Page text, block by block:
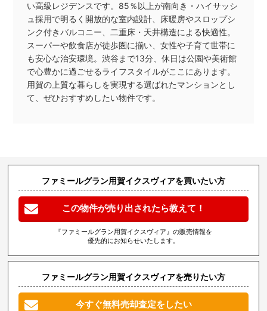
い高級レジデンスです。85％以上が南向き・ハイサッシ
ュ採用で明るく開放的な室内設計、床暖房やスロップシ
ンク付きバルコニー、二重床・天井構造による快適性。
スーパーや飲食店が徒歩圏に揃い、女性や子育て世帯に
も安心な治安環境。渋谷まで13分、休日は公園や美術館
で心豊かに過ごせるライフスタイルがここにあります。
用賀の上質な暮らしを実現する選ばれたマンションとし
て、ぜひおすすめしたい物件です。
ファミールグラン用賀イクスヴィアを買いたい方
この物件が売り出されたら教えて！
『ファミールグラン用賀イクスヴィア』の販売情報を
優先的にお知らせいたします。
ファミールグラン用賀イクスヴィアを売りたい方
今すぐ無料売却査定をしたい